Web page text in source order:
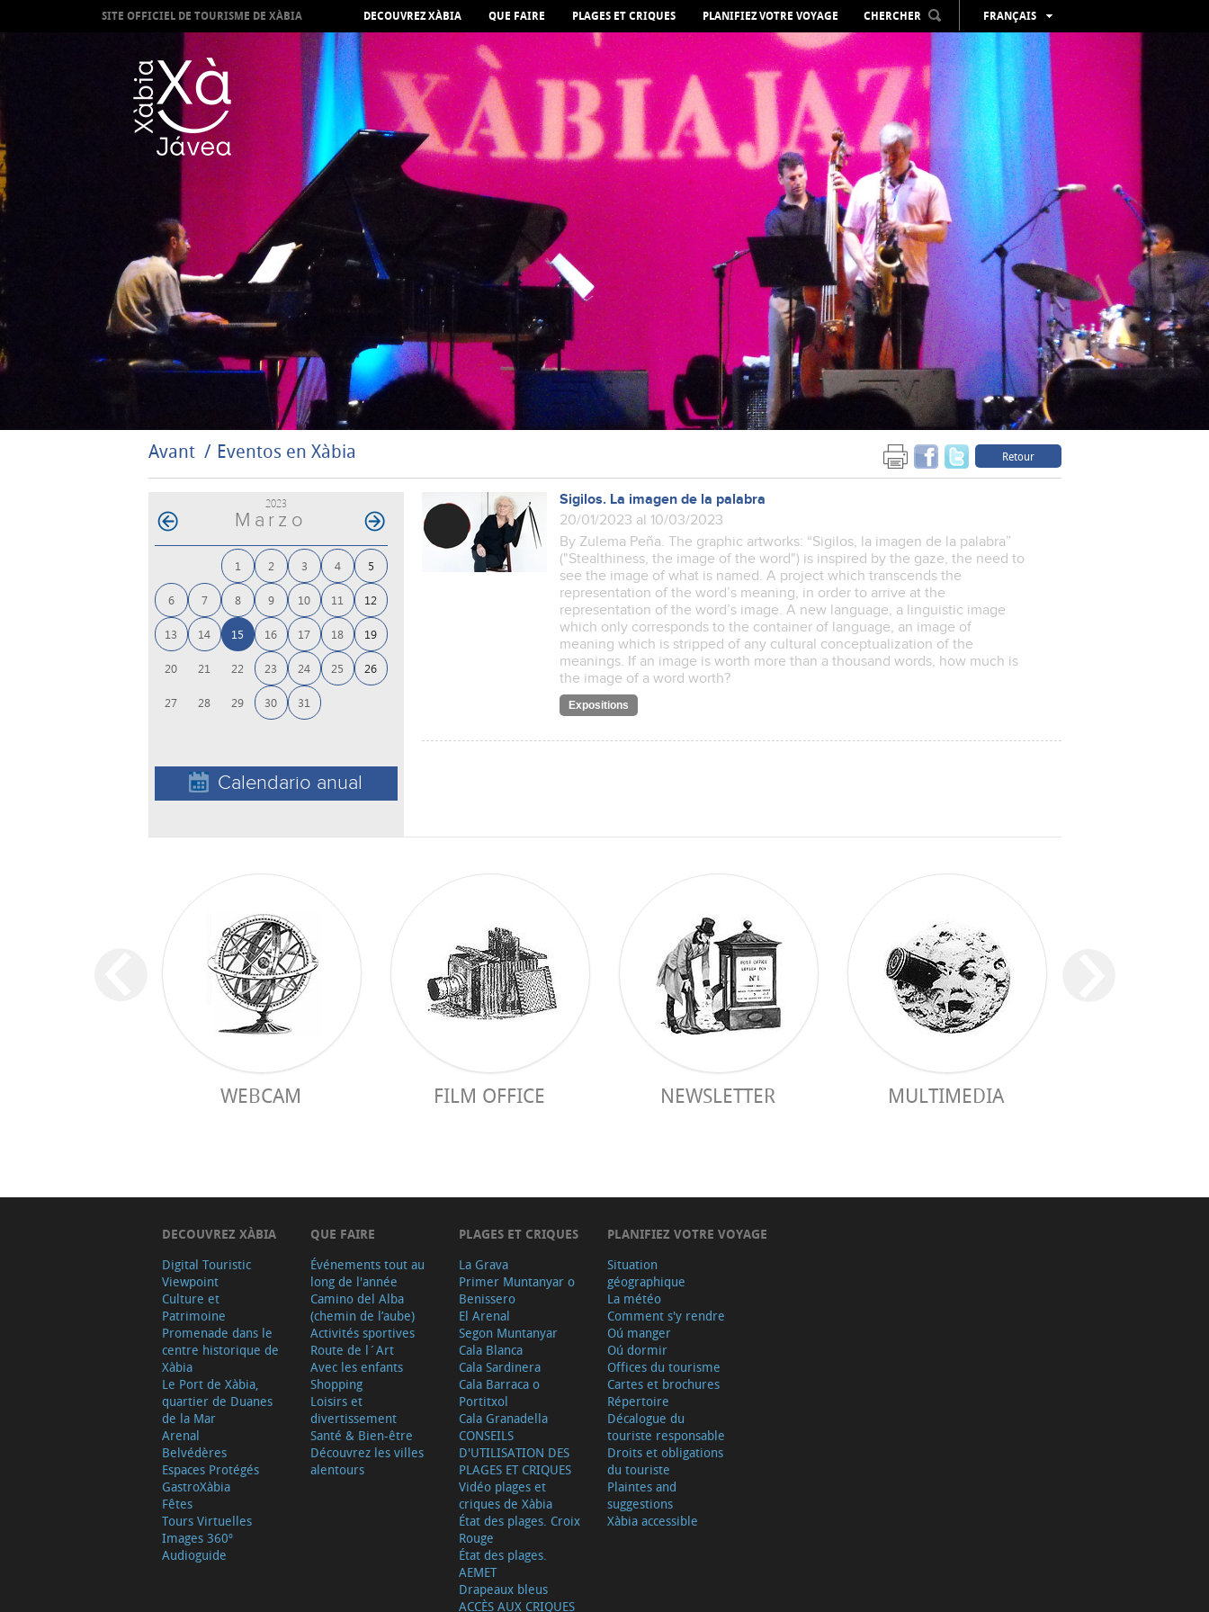
SITE OFFICIEL DE TOURISME DE XÀBIA DECOUVREZ XÀBIA QUE FAIRE PLAGES ET CRIQUES PLANIFIEZ VOTRE VOYAGE CHERCHER
FRANÇAIS
ESPAÑOL
VALENCIÀ
ENGLISH
DEUTSCH
РУССКИЙ
Avant Eventos en Xàbia Retour
2023
Marzo
1 2 3 4 5
6 7 8 9 10 11 12
13 14 15 16 17 18 19
20 21 22 23 24 25 26
27 28 29 30 31
Calendario anual
Sigilos. La imagen de la palabra
20/01/2023 al 10/03/2023
By Zulema Peña. The graphic artworks: “Sigilos, la imagen de la palabra”
("Stealthiness, the image of the word") is inspired by the gaze, the need to
see the image of what is named. A project which transcends the
representation of the word’s meaning, in order to arrive at the
representation of the word’s image. A new language, a linguistic image
which only corresponds to the container of language, an image of
meaning which is stripped of any cultural conceptualization of the
meanings. If an image is worth more than a thousand words, how much is
the image of a word worth?
Expositions
WEBCAM FILM OFFICE NEWSLETTER MULTIMEDIA
DECOUVREZ XÀBIA
Digital Touristic
Viewpoint
Culture et
Patrimoine
Promenade dans le
centre historique de
Xàbia
Le Port de Xàbia,
quartier de Duanes
de la Mar
Arenal
Belvédères
Espaces Protégés
GastroXàbia
Fêtes
Tours Virtuelles
Images 360º
Audioguide
QUE FAIRE
Événements tout au
long de l'année
Camino del Alba
(chemin de l’aube)
Activités sportives
Route de l´Art
Avec les enfants
Shopping
Loisirs et
divertissement
Santé & Bien-être
Découvrez les villes
alentours
PLAGES ET CRIQUES
La Grava
Primer Muntanyar o
Benissero
El Arenal
Segon Muntanyar
Cala Blanca
Cala Sardinera
Cala Barraca o
Portitxol
Cala Granadella
CONSEILS
D'UTILISATION DES
PLAGES ET CRIQUES
Vidéo plages et
criques de Xàbia
État des plages. Croix
Rouge
État des plages.
AEMET
Drapeaux bleus
ACCÈS AUX CRIQUES
PLANIFIEZ VOTRE VOYAGE
Situation
géographique
La météo
Comment s'y rendre
Oú manger
Oú dormir
Offices du tourisme
Cartes et brochures
Répertoire
Décalogue du
touriste responsable
Droits et obligations
du touriste
Plaintes and
suggestions
Xàbia accessible